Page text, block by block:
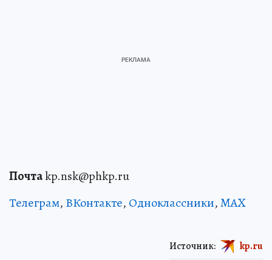
Почтаkp.nsk@phkp.ru
Телеграм, ВКонтакте, Одноклассники,MAX
Источник: kp.ru